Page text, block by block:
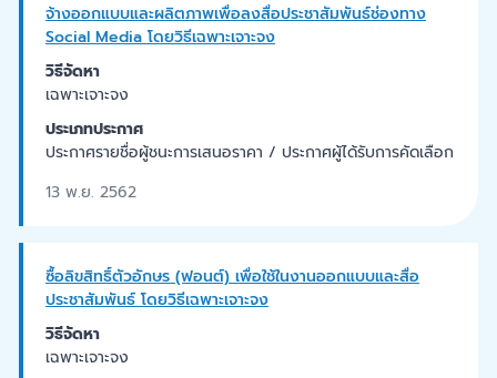
จ้างออกแบบและผลิตภาพเพื่อลงสื่อประชาสัมพันธ์ช่องทาง
Social Media โดยวิธีเฉพาะเจาะจง
วิธีจัดหา
เฉพาะเจาะจง
ประเภทประกาศ
ประกาศรายชื่อผู้ชนะการเสนอราคา / ประกาศผู้ได้รับการคัดเลือก
13 พ.ย. 2562
ซื้อลิขสิทธิ์ตัวอักษร (ฟอนต์) เพื่อใช้ในงานออกแบบและสื่อ
ประชาสัมพันธ์ โดยวิธีเฉพาะเจาะจง
วิธีจัดหา
เฉพาะเจาะจง